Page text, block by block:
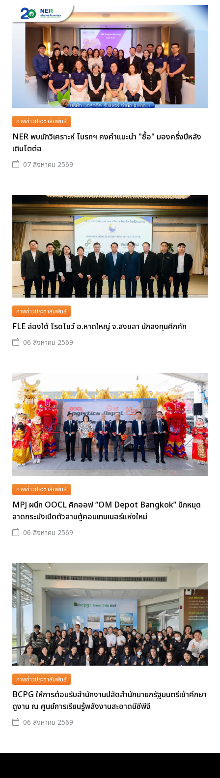
ภาพข่าวประชาสัมพันธ์
NER พบนักวิเคราะห์ โบรกฯ คงคำแนะนำ "ซื้อ" มองครึ่งปีหลัง
เติบโตต่อ
07 สิงหาคม 2569
ภาพข่าวประชาสัมพันธ์
FLE ล่องใต้ โรดโชว์ อ.หาดใหญ่ จ.สงขลา นักลงทุนคึกคัก
06 สิงหาคม 2569
ภาพข่าวประชาสัมพันธ์
MPJ ผนึก OOCL คิกออฟ “OM Depot Bangkok” ปักหมุด
ลาดกระบังเปิดตัวลานตู้คอนเทนเนอร์แห่งใหม่
06 สิงหาคม 2569
ภาพข่าวประชาสัมพันธ์
BCPG ให้การต้อนรับสำนักงานปลัดสำนักนายกรัฐมนตรีเข้าศึกษา
ดูงาน ณ ศูนย์การเรียนรู้พลังงานสะอาดบีซีพีจี
06 สิงหาคม 2569